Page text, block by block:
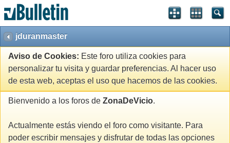
jduranmaster
Aviso de Cookies: Este foro utiliza cookies para
personalizar tu visita y guardar preferencias. Al hacer uso
de esta web, aceptas el uso que hacemos de las cookies.
Bienvenido a los foros de ZonaDeVicio.
Actualmente estás viendo el foro como visitante. Para
poder escribir mensajes y disfrutar de todas las opciones